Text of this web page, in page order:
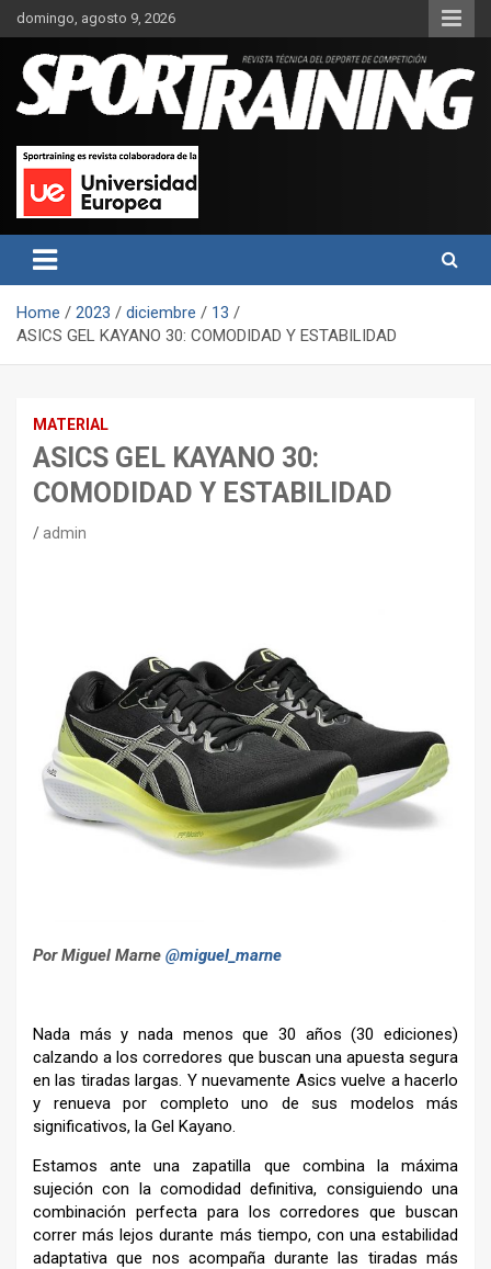
Skip
to
content
domingo, agosto 9, 2026
Revista técnica del deporte
Sport Training
rendimiento, nutrición y entrenamiento.
Home 2023 diciembre
13
ASICS GEL KAYANO 30: COMODIDAD Y ESTABILIDAD
MATERIAL
ASICS GEL KAYANO 30:
COMODIDAD Y ESTABILIDAD
admin
Por Miguel Marne @miguel_marne
Nada más y nada menos que 30 años (30 ediciones)
calzando a los corredores que buscan una apuesta segura
en las tiradas largas. Y nuevamente Asics vuelve a hacerlo
y renueva por completo uno de sus modelos más
significativos, la Gel Kayano.
Estamos ante una zapatilla que combina la máxima
sujeción con la comodidad definitiva, consiguiendo una
combinación perfecta para los corredores que buscan
correr más lejos durante más tiempo, con una estabilidad
adaptativa que nos acompaña durante las tiradas más